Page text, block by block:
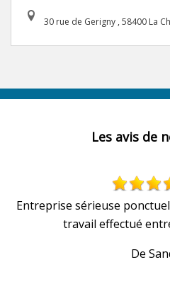
30 rue de Gerigny , 58400 La
Les avis de
Entreprise sérieuse
travail effectué
De